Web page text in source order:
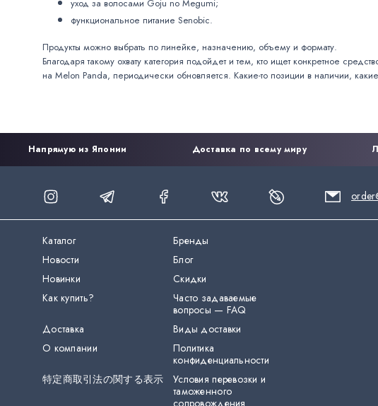
уход за волосами Goju no Megumi;
функциональное питание Senobic.
Продукты можно выбрать по линейке, назначению, объему и формату.
Благодаря такому охвату категория подойдет и тем, кто ищет конкретное
на Melon Panda, периодически обновляется. Какие-то позиции в наличии,
Напрямую из Японии Доставка по всему миру
Каталог
Бренды
Новости
Блог
Новинки
Скидки
Как купить?
Часто задаваемые
вопросы — FAQ
Доставка
Виды доставки
О компании
Политика
конфиденциальности
特定商取引法の関する表示
Условия перевозки и
таможенного
сопровождения